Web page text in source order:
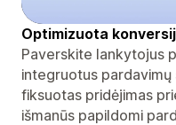
Optimizuota
Paverskite lankytojus
integruotus pardavimų
fiksuotas pridėjimas
išmanūs papildomi